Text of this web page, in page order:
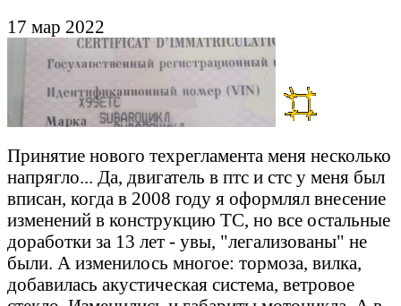
17 мар 2022
Принятие нового техрегламента меня несколько
напрягло... Да, двигатель в птс и стс у меня был
вписан, когда в 2008 году я оформлял внесение
изменений в конструкцию ТС, но все остальные
доработки за 13 лет - увы, "легализованы" не
были. А изменилось многое: тормоза, вилка,
добавилась акустическая система, ветровое